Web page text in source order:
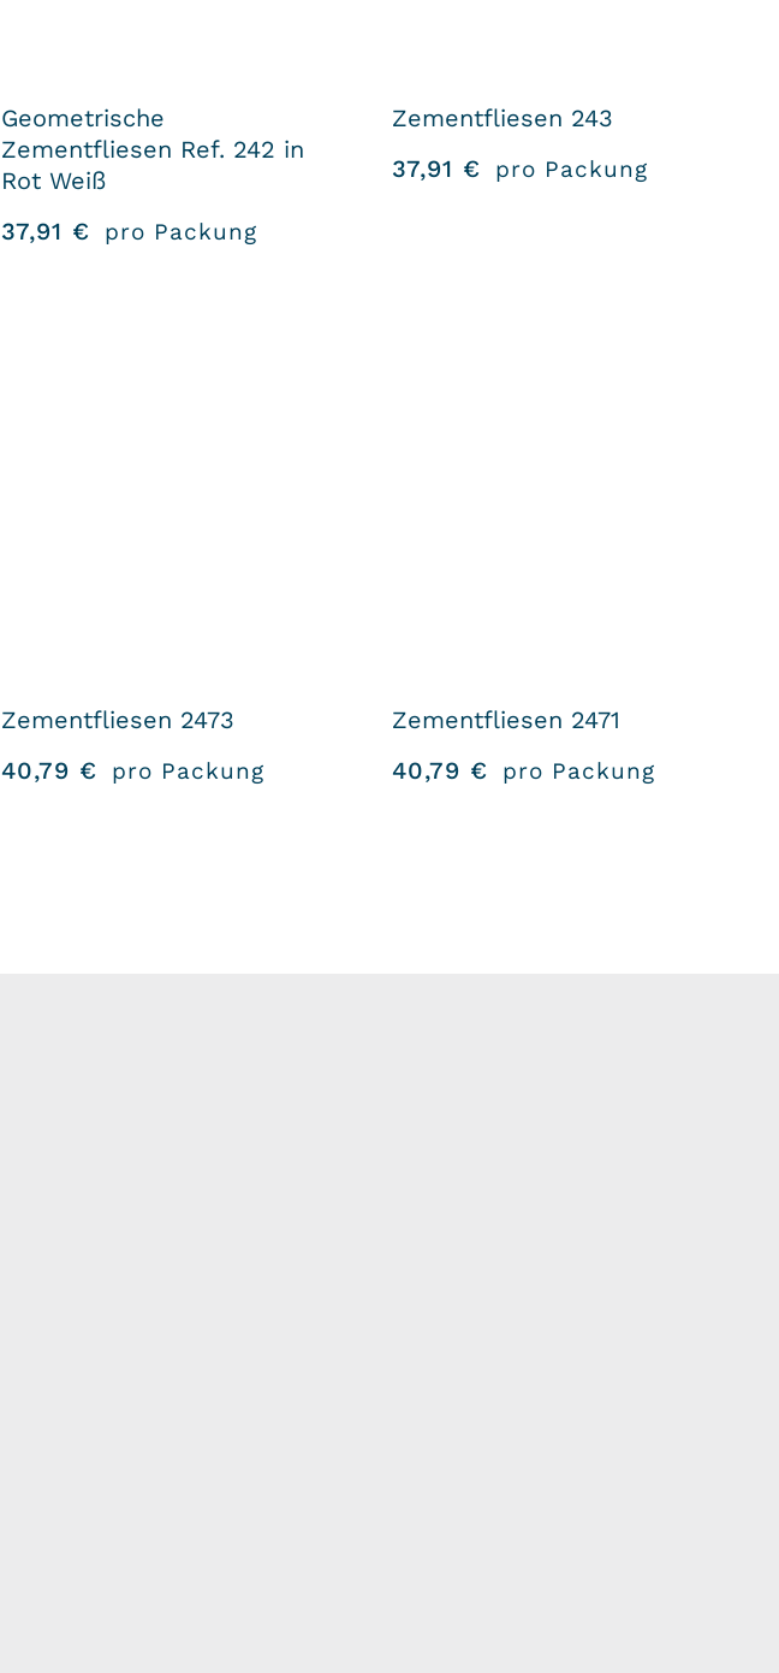
Geometrische
Zementfliesen Ref. 242 in
Rot Weiß
37,91 € pro Packung
Zementfliesen 243
37,91 € pro Packung
Zementfliesen 2473
40,79 € pro Packung
Zementfliesen 2471
40,79 € pro Packung